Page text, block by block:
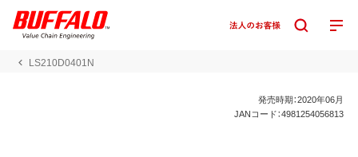
LS210D0401N
発売時期：2020年06月
JANコード：4981254056813